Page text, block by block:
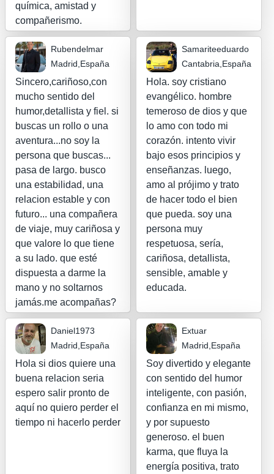
química, amistad y
compañerismo.
Rubendelmar
Madrid,España
Sincero,cariñoso,con
mucho sentido del
humor,detallista y fiel. si
buscas un rollo o una
aventura...no soy la
persona que buscas...
pasa de largo. busco
una estabilidad, una
relacion estable y con
futuro... una compañera
de viaje, muy cariñosa y
que valore lo que tiene
a su lado. que esté
dispuesta a darme la
mano y no soltarnos
jamás.me acompañas?
Samariteeduardo
Cantabria,España
Hola. soy cristiano
evangélico. hombre
temeroso de dios y que
lo amo con todo mi
corazón. intento vivir
bajo esos principios y
enseñanzas. luego,
amo al prójimo y trato
de hacer todo el bien
que pueda. soy una
persona muy
respetuosa, sería,
cariñosa, detallista,
sensible, amable y
educada.
Daniel1973
Madrid,España
Hola si dios quiere una
buena relacion seria
espero salir pronto de
aquí no quiero perder el
tiempo ni hacerlo perder
Extuar
Madrid,España
Soy divertido y elegante
con sentido del humor
inteligente, con pasión,
confianza en mi mismo,
y por supuesto
generoso. el buen
karma, que fluya la
energía positiva, trato